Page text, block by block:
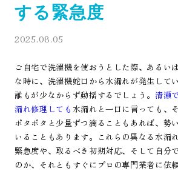
する緊急度
2025.08.05
ご自宅で洗濯機を使おうとした際、あるい
な時に、洗濯機蛇口から水漏れが発生して
誰もが少なからず動揺するでしょう。清瀬
漏れ修理しても 水漏れと一口に言っても、
ポタポタと少量ずつ滴ることもあれば、勢
いることもあります。これらの異なる水漏
緊急度や、取るべき初期対応、そして自分
のか、それともすぐにプロの専門業者に依